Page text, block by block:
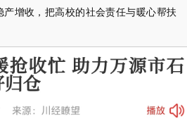
增收，把高校的社会责任与暖心帮扶